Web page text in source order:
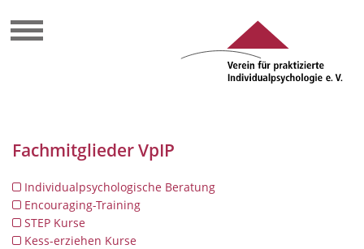
Fachmitglieder VpIP
Individualpsychologische Beratung
Encouraging-Training
STEP Kurse
Kess-erziehen Kurse